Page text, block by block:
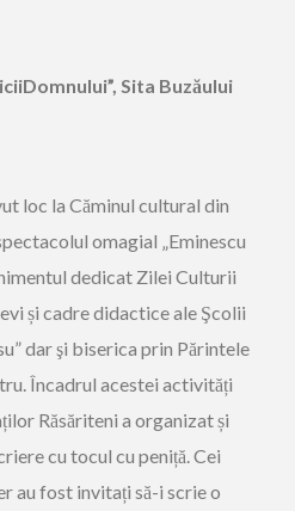
Sita Buzăului
loc la Căminul cultural din
omagial „Eminescu
dedicat Zilei Culturii
și cadre didactice ale Şcolii
dar şi biserica prin Părintele
Încadrul acestei activități
Răsăriteni a organizat și
cu tocul cu peniță. Cei
au fost invitați să-i scrie o